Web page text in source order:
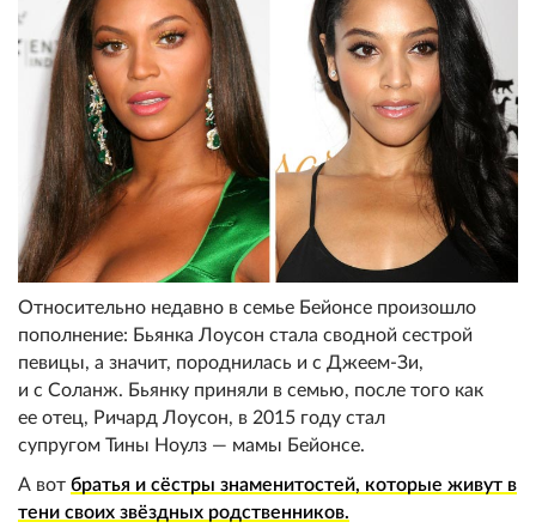
Относительно недавно в семье Бейонсе произошло
пополнение: Бьянка Лоусон стала сводной сестрой
певицы, а значит, породнилась и с Джеем-Зи,
и с Соланж. Бьянку приняли в семью, после того как
ее отец, Ричард Лоусон, в 2015 году стал
супругом Тины Ноулз — мамы Бейонсе.
А вот братья и сёстры знаменитостей, которые живут в
тени своих звёздных родственников.